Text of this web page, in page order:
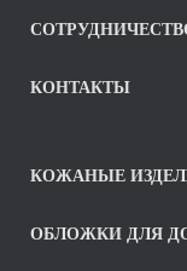
КОНТАКТЫ
КОЖАНЫЕ
ОБЛОЖКИ ДЛЯ